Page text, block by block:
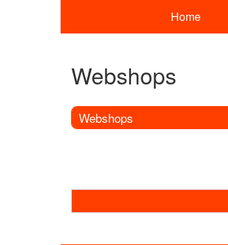
Home
Webshops
Webshops